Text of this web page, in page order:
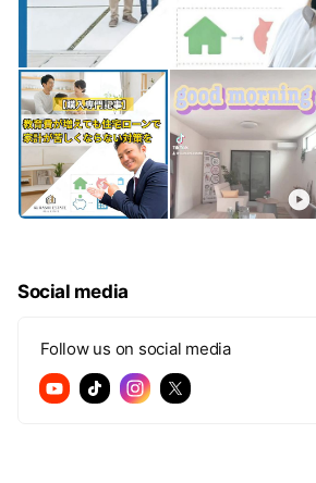
て、LINE登録をしておいてください。
いただけますし、時間を気にせずに問い
Social media
Follow us on social media